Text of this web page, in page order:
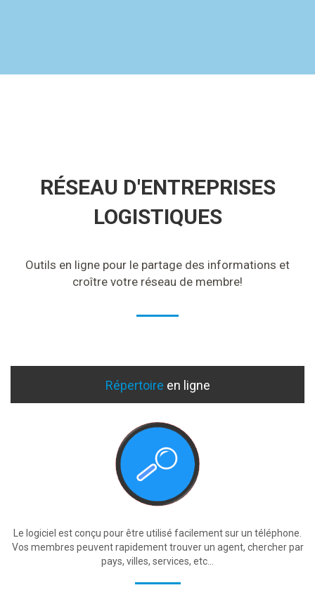
RÉSEAU D'ENTREPRISES
LOGISTIQUES
Outils en ligne pour le partage des informations et
croître votre réseau de membre!
Répertoire en ligne
Le logiciel est conçu pour être utilisé facilement sur un téléphone.
Vos membres peuvent rapidement trouver un agent, chercher par
pays, villes, services, etc...